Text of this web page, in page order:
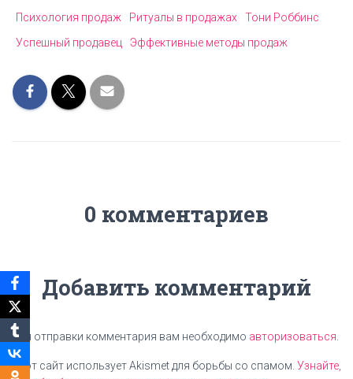
Психология продаж Ритуалы в продажах
Тони Роббинс
Успешный продавец
Эффективные методы продаж
0 комментариев
Добавить комментарий
Для отправки комментария вам необходимо авторизоваться
Этот сайт использует Akismet для борьбы со спамом. Узнайте,